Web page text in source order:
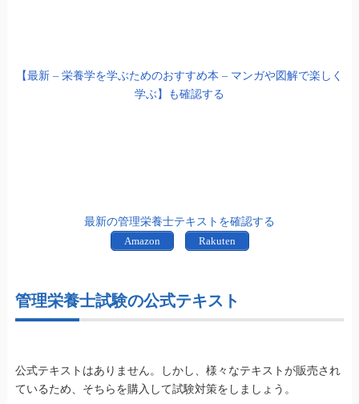
【最新 – 栄養学を学ぶためのおすすめ本 – マンガや図解で楽しく
学ぶ】も確認する
最新の管理栄養士テキストを確認する
Amazon
Rakuten
管理栄養士試験の公式テキスト
公式テキストはありません。しかし、様々なテキストが販売され
ているため、そちらを購入して試験対策をしましょう。